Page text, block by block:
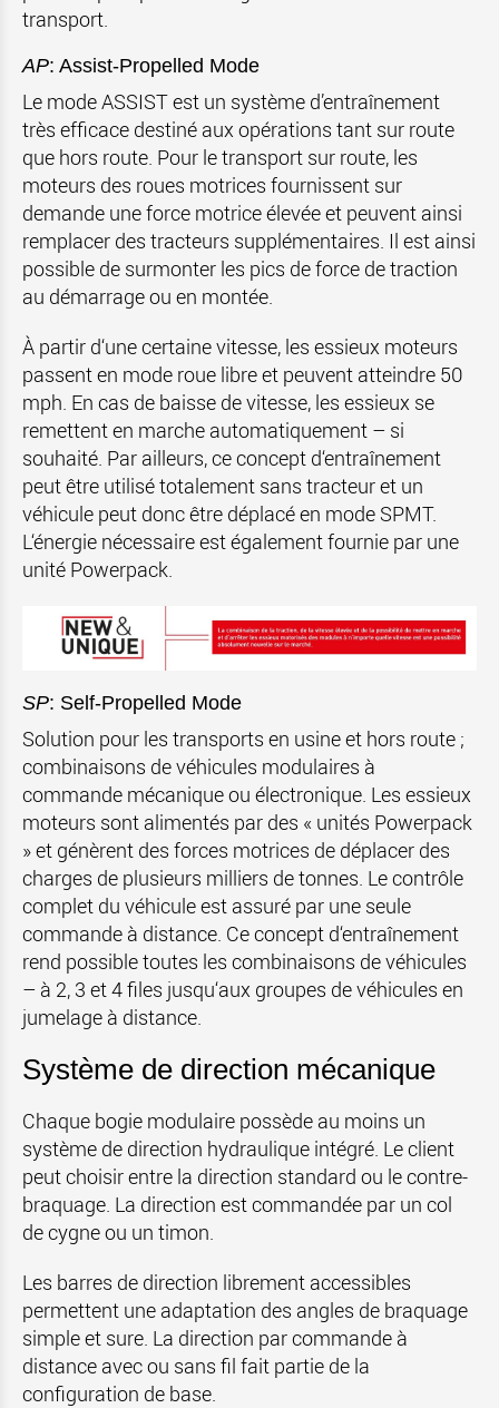
transport.
AP: Assist-Propelled Mode
Le mode ASSIST est un système d’entraînement
très efficace destiné aux opérations tant sur route
que hors route. Pour le transport sur route, les
moteurs des roues motrices fournissent sur
demande une force motrice élevée et peuvent ainsi
remplacer des tracteurs supplémentaires. Il est ainsi
possible de surmonter les pics de force de traction
au démarrage ou en montée.
À partir d‘une certaine vitesse, les essieux moteurs
passent en mode roue libre et peuvent atteindre 50
mph . En cas de baisse de vitesse, les essieux se
remettent en marche automatiquement – si
souhaité. Par ailleurs, ce concept d‘entraînement
peut être utilisé totalement sans tracteur et un
véhicule peut donc être déplacé en mode SPMT.
L‘énergie nécessaire est également fournie par une
unité Powerpack.
SP: Self-Propelled Mode
Solution pour les transports en usine et hors route ;
combinaisons de véhicules modulaires à
commande mécanique ou électronique. Les essieux
moteurs sont alimentés par des « unités Powerpack
» et génèrent des forces motrices de déplacer des
charges de plusieurs milliers de tonnes. Le contrôle
complet du véhicule est assuré par une seule
commande à distance. Ce concept d‘entraînement
rend possible toutes les combinaisons de véhicules
– à 2, 3 et 4 files jusqu‘aux groupes de véhicules en
jumelage à distance.
Système de direction mécanique
Chaque bogie modulaire possède au moins un
système de direction hydraulique intégré. Le client
peut choisir entre la direction standard ou le contre-
braquage. La direction est commandée par un col
de cygne ou un timon.
Les barres de direction librement accessibles
permettent une adaptation des angles de braquage
simple et sure. La direction par commande à
distance avec ou sans fil fait partie de la
configuration de base.